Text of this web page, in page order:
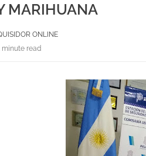
MARIHUANA
ONLINE
minute read